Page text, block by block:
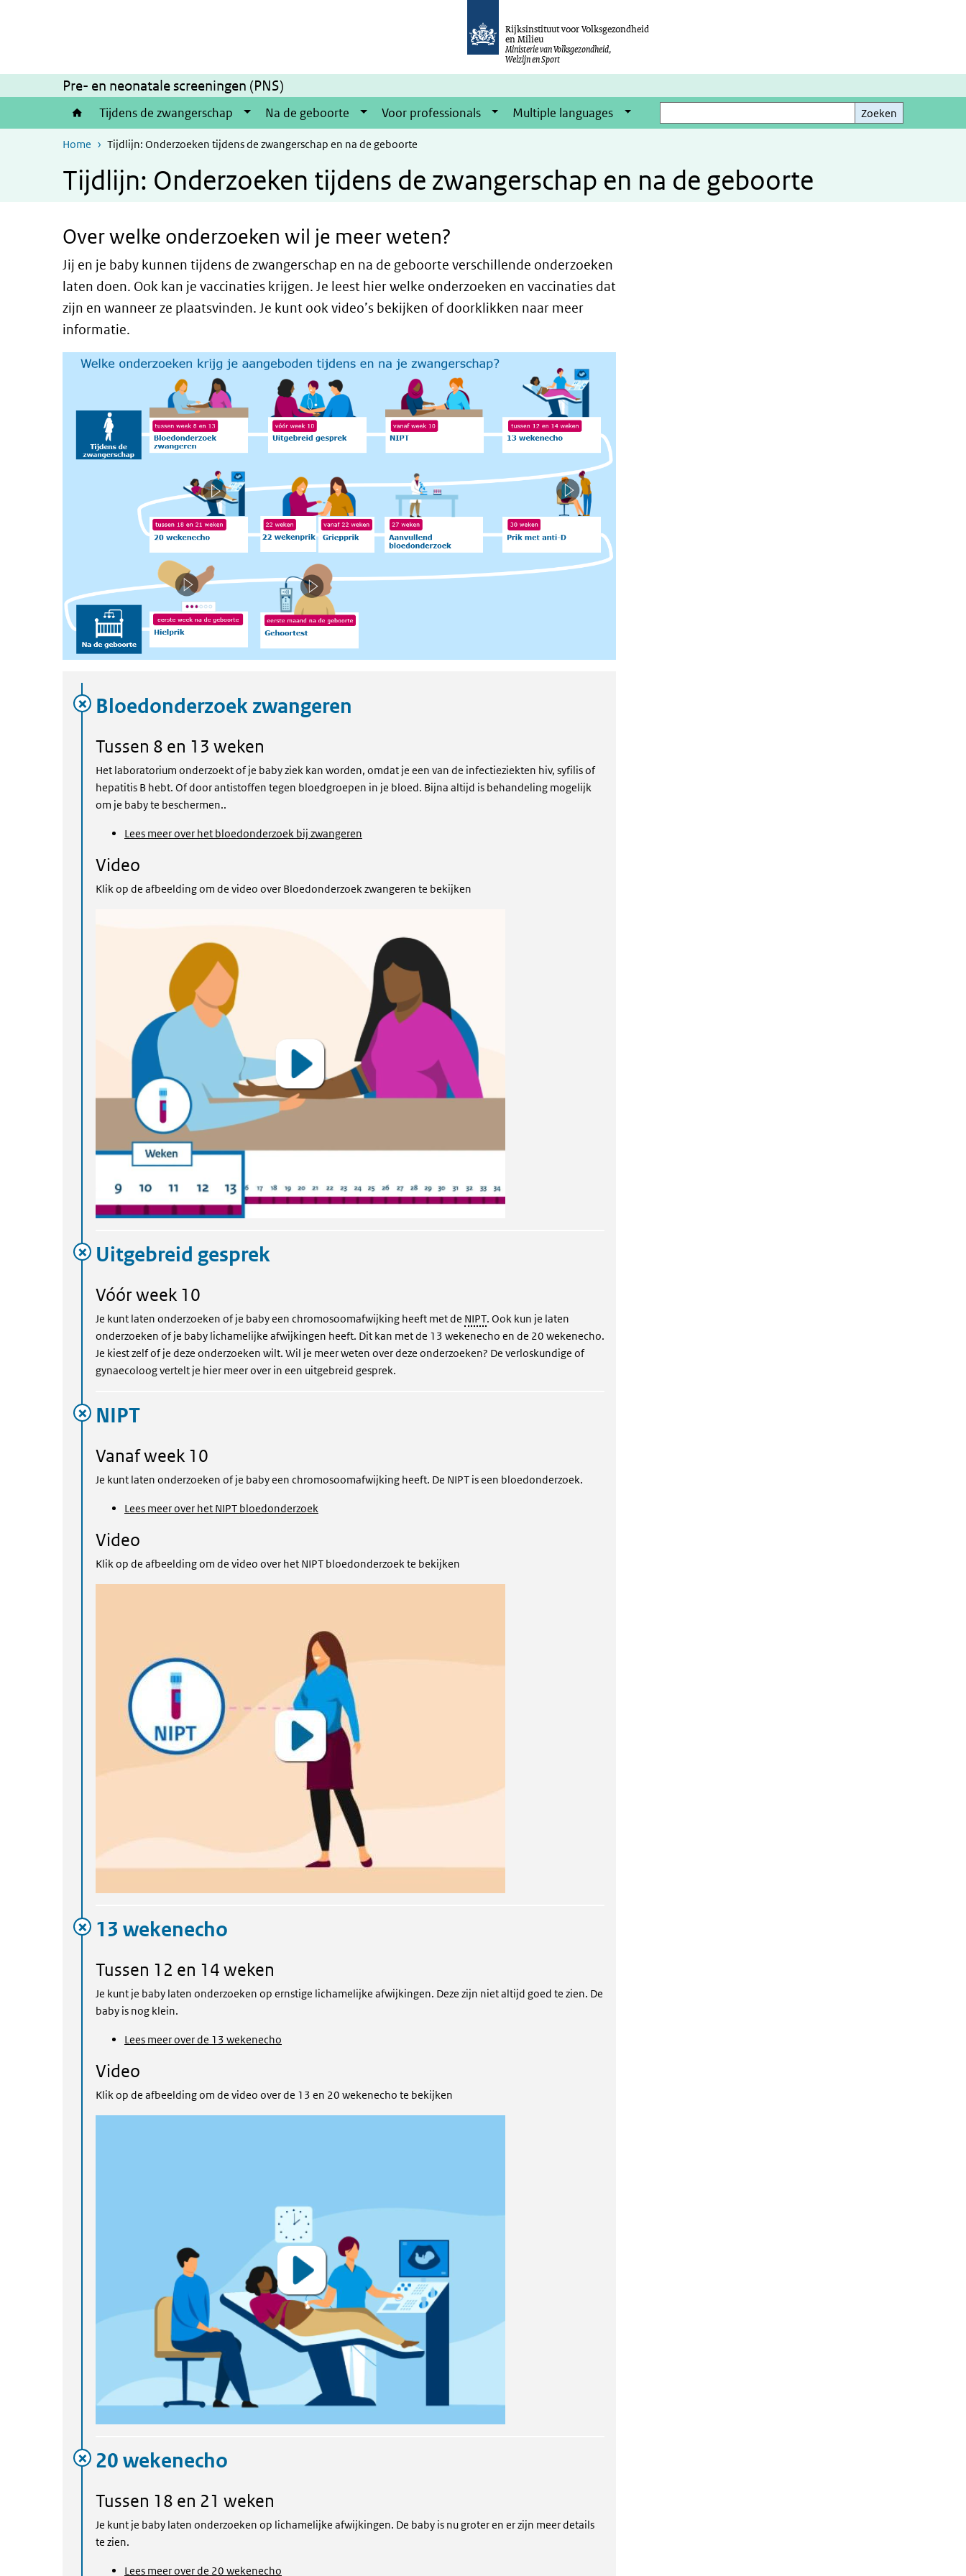
Rijksinstituut voor Volksgezondheid
en Milieu
Ministerie van Volksgezondheid,
Welzijn en Sport
Pre- en neonatale screeningen (PNS)
Tijdens de zwangerschap Na de geboorte Voor professionals Multiple languages
Zoeken
Zoeken
Home Tijdlijn: Onderzoeken tijdens de zwangerschap en na de geboorte
Tijdlijn: Onderzoeken tijdens de zwangerschap en na de geboorte
Over welke onderzoeken wil je meer weten?
Jij en je baby kunnen tijdens de zwangerschap en na de geboorte verschillende onderzoeken
laten doen. Ook kan je vaccinaties krijgen. Je leest hier welke onderzoeken en vaccinaties dat
zijn en wanneer ze plaatsvinden. Je kunt ook video’s bekijken of doorklikken naar meer
informatie.
De tijdlijn
Bloedonderzoek zwangeren
Tussen 8 en 13 weken
Het laboratorium onderzoekt of je baby ziek kan worden, omdat je een van de infectieziekten hiv, syfilis of
hepatitis B hebt. Of door antistoffen tegen bloedgroepen in je bloed. Bijna altijd is behandeling mogelijk
om je baby te beschermen..
Lees meer over het bloedonderzoek bij zwangeren
Video
Klik op de afbeelding om de video over Bloedonderzoek zwangeren te bekijken
Uitgebreid gesprek
Vóór week 10
Je kunt laten onderzoeken of je baby een chromosoomafwijking heeft met de NIPT. Ook kun je laten
onderzoeken of je baby lichamelijke afwijkingen heeft. Dit kan met de 13 wekenecho en de 20 wekenecho.
Je kiest zelf of je deze onderzoeken wilt. Wil je meer weten over deze onderzoeken? De verloskundige of
gynaecoloog vertelt je hier meer over in een uitgebreid gesprek.
NIPT
Vanaf week 10
Je kunt laten onderzoeken of je baby een chromosoomafwijking heeft. De NIPT is een bloedonderzoek.
Lees meer over het NIPT bloedonderzoek
Video
Klik op de afbeelding om de video over het NIPT bloedonderzoek te bekijken
13 wekenecho
Tussen 12 en 14 weken
Je kunt je baby laten onderzoeken op ernstige lichamelijke afwijkingen. Deze zijn niet altijd goed te zien. De
baby is nog klein.
Lees meer over de 13 wekenecho
Video
Klik op de afbeelding om de video over de 13 en 20 wekenecho te bekijken
20 wekenecho
Tussen 18 en 21 weken
Je kunt je baby laten onderzoeken op lichamelijke afwijkingen. De baby is nu groter en er zijn meer details
te zien.
Lees meer over de 20 wekenecho